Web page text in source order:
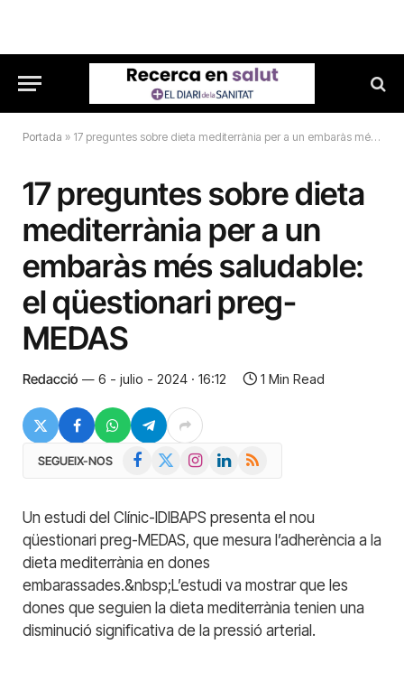
Portada » 17 preguntes sobre dieta mediterrània per a un embaràs més saludable: el qüestionari preg-MEDAS
17 preguntes sobre dieta
mediterrània per a un
embaràs més saludable:
el qüestionari preg-
MEDAS
Redacció 6 - julio - 2024 · 16:12 1 Min Read
SEGUEIX-NOS Facebook InstagramLinkedIn
RSS
Un estudi del Clínic-IDIBAPS presenta el nou
qüestionari preg-MEDAS, que mesura l’adherència a la
dieta mediterrània en dones
embarassades.&nbsp;L’estudi va mostrar que les
dones que seguien la dieta mediterrània tenien una
disminució significativa de la pressió arterial.